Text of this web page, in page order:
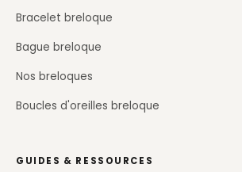
Bracelet breloque
Bague breloque
Nos breloques
Boucles d'oreilles breloque
GUIDES & RESSOURCES